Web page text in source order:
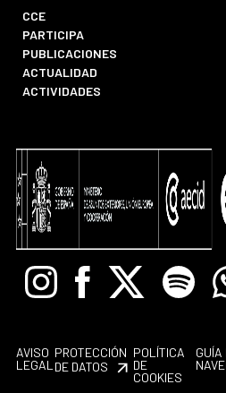
CCE
PARTICIPA
PUBLICACIONES
ACTUALIDAD
ACTIVIDADES
InstagramFacebook
X Spotify
AVISO
LEGAL
PROTECCIÓN
DE DATOS
POLÍTICA
DE
COOKIES
GUÍA